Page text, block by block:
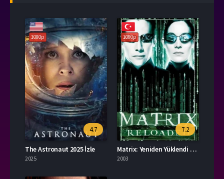
1080p
4.7
The Astronaut 2025 İzle
2025
1080p
7.2
Matrix: Yeniden Yüklendi Full İzle
2003